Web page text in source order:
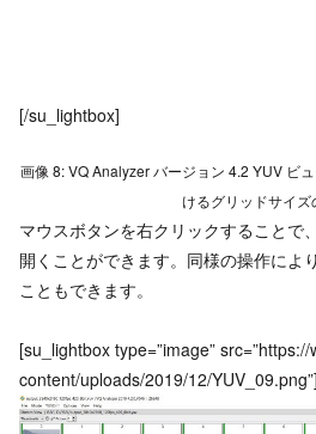
[/su_lightbox]
画像 8: VQ Analyzer バージョン 4.2 YUV ビ
けるグリッドサイズ
マウスボタンを右クリックすることで
開くことができます。同様の操作によ
こともできます。
[su_lightbox type=”image”
content/uploads/2019/12/YUV_09.png”]